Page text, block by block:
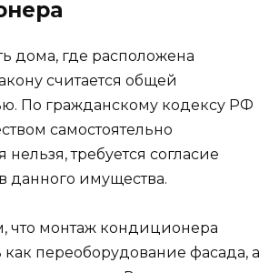
дома, где расположена
считается общей
По гражданскому кодексу РФ
самостоятельно
нельзя, требуется согласие
данного имущества.
что монтаж кондиционера
как переоборудование фасада, а